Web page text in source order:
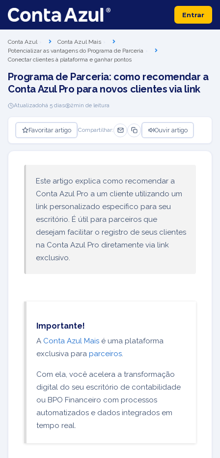
Entrar
Conta Azul
Conta Azul Mais
Potencializar as vantagens do Programa de Parceria
Conectar clientes à plataforma e ganhar pontos
Programa de Parceria: como recomendar a
Conta Azul Pro para novos clientes via link
Atualizadohá 5 dias 2min de leitura
Favoritar artigo Compartilhar: Ouvir artigo
Este artigo explica como recomendar a
Conta Azul Pro a um cliente utilizando um
link personalizado específico para seu
escritório. É útil para parceiros que
desejam facilitar o registro de seus clientes
na Conta Azul Pro diretamente via link
exclusivo.
Importante!
A Conta Azul Mais é uma plataforma
exclusiva para parceiros.
Com ela, você acelera a transformação
digital do seu escritório de contabilidade
ou BPO Financeiro com processos
automatizados e dados integrados em
tempo real.